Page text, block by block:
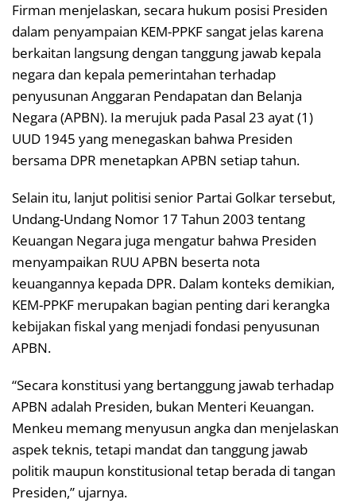
Firman menjelaskan, secara hukum posisi Presiden
dalam penyampaian KEM-PPKF sangat jelas karena
berkaitan langsung dengan tanggung jawab kepala
negara dan kepala pemerintahan terhadap
penyusunan Anggaran Pendapatan dan Belanja
Negara (APBN). Ia merujuk pada Pasal 23 ayat (1)
UUD 1945 yang menegaskan bahwa Presiden
bersama DPR menetapkan APBN setiap tahun.
Selain itu, lanjut politisi senior Partai Golkar tersebut,
Undang-Undang Nomor 17 Tahun 2003 tentang
Keuangan Negara juga mengatur bahwa Presiden
menyampaikan RUU APBN beserta nota
keuangannya kepada DPR. Dalam konteks demikian,
KEM-PPKF merupakan bagian penting dari kerangka
kebijakan fiskal yang menjadi fondasi penyusunan
APBN.
“Secara konstitusi yang bertanggung jawab terhadap
APBN adalah Presiden, bukan Menteri Keuangan.
Menkeu memang menyusun angka dan menjelaskan
aspek teknis, tetapi mandat dan tanggung jawab
politik maupun konstitusional tetap berada di tangan
Presiden,” ujarnya.